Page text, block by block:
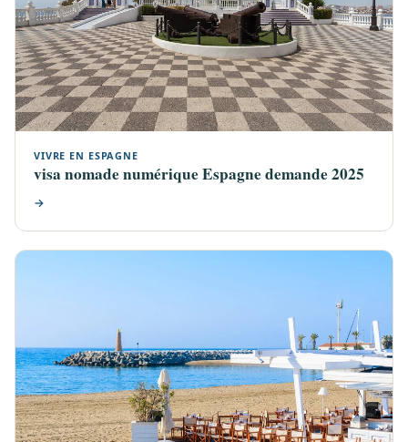
VIVRE EN ESPAGNE
visa nomade numérique Espagne demande 2025
→